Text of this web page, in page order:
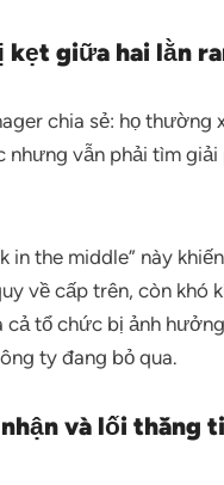
kẹt giữa hai lằn
chia sẻ: họ
nhưng vẫn phải tìm
in the middle” này
về cấp trên, còn khó
cả tổ chức bị ảnh
ty đang bỏ qua.
và lối thăng